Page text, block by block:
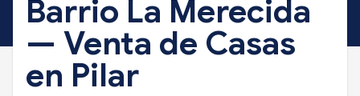
Barrio La Merecida
— Venta de Casas
en Pilar